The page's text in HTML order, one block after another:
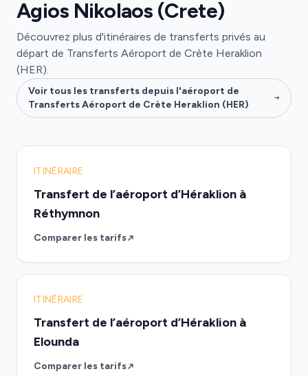
Agios Nikolaos (Crete)
Découvrez plus d'itinéraires de transferts privés au
départ de Transferts Aéroport de Crète Heraklion
(HER).
Voir tous les transferts depuis l'aéroport de
Transferts Aéroport de Crète Heraklion (HER)
ITINÉRAIRE
Transfert de l’aéroport d’Héraklion à
Réthymnon
Comparer les tarifs
ITINÉRAIRE
Transfert de l’aéroport d’Héraklion à
Elounda
Comparer les tarifs